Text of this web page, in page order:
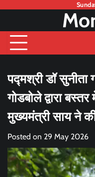
content
पद्मश्री डॉ सुनीता
गोडबोले द्वारा
मुख्यमंत्री साय ने
Posted on 29 May 2026